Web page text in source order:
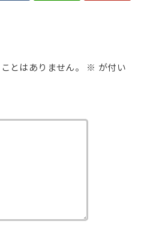
とはありません。 ※ が付い